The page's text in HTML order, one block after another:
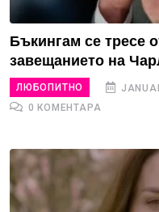
Бъкингам се тресе
завещанието на
ЛЮБОПИТНО
0 КОМЕНТАРА